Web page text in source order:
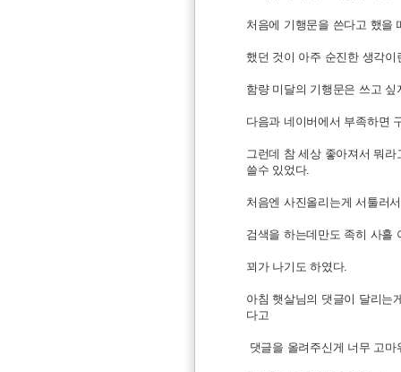
처음에 기행문을 쓴다고 했을
했던 것이 아주 순진한 생각
함량 미달의 기행문은 쓰고
다음과 네이버에서 부족하면
그런데 참 세상 좋아져서 뭐
쓸수 있었다.
처음엔 사진올리는게 서툴러
검색을 하는데만도 족히 사흘
꾀가 나기도 하였다.
아침 햇살님의 댓글이 달리는
다고
댓글을 올려주신게 너무 고